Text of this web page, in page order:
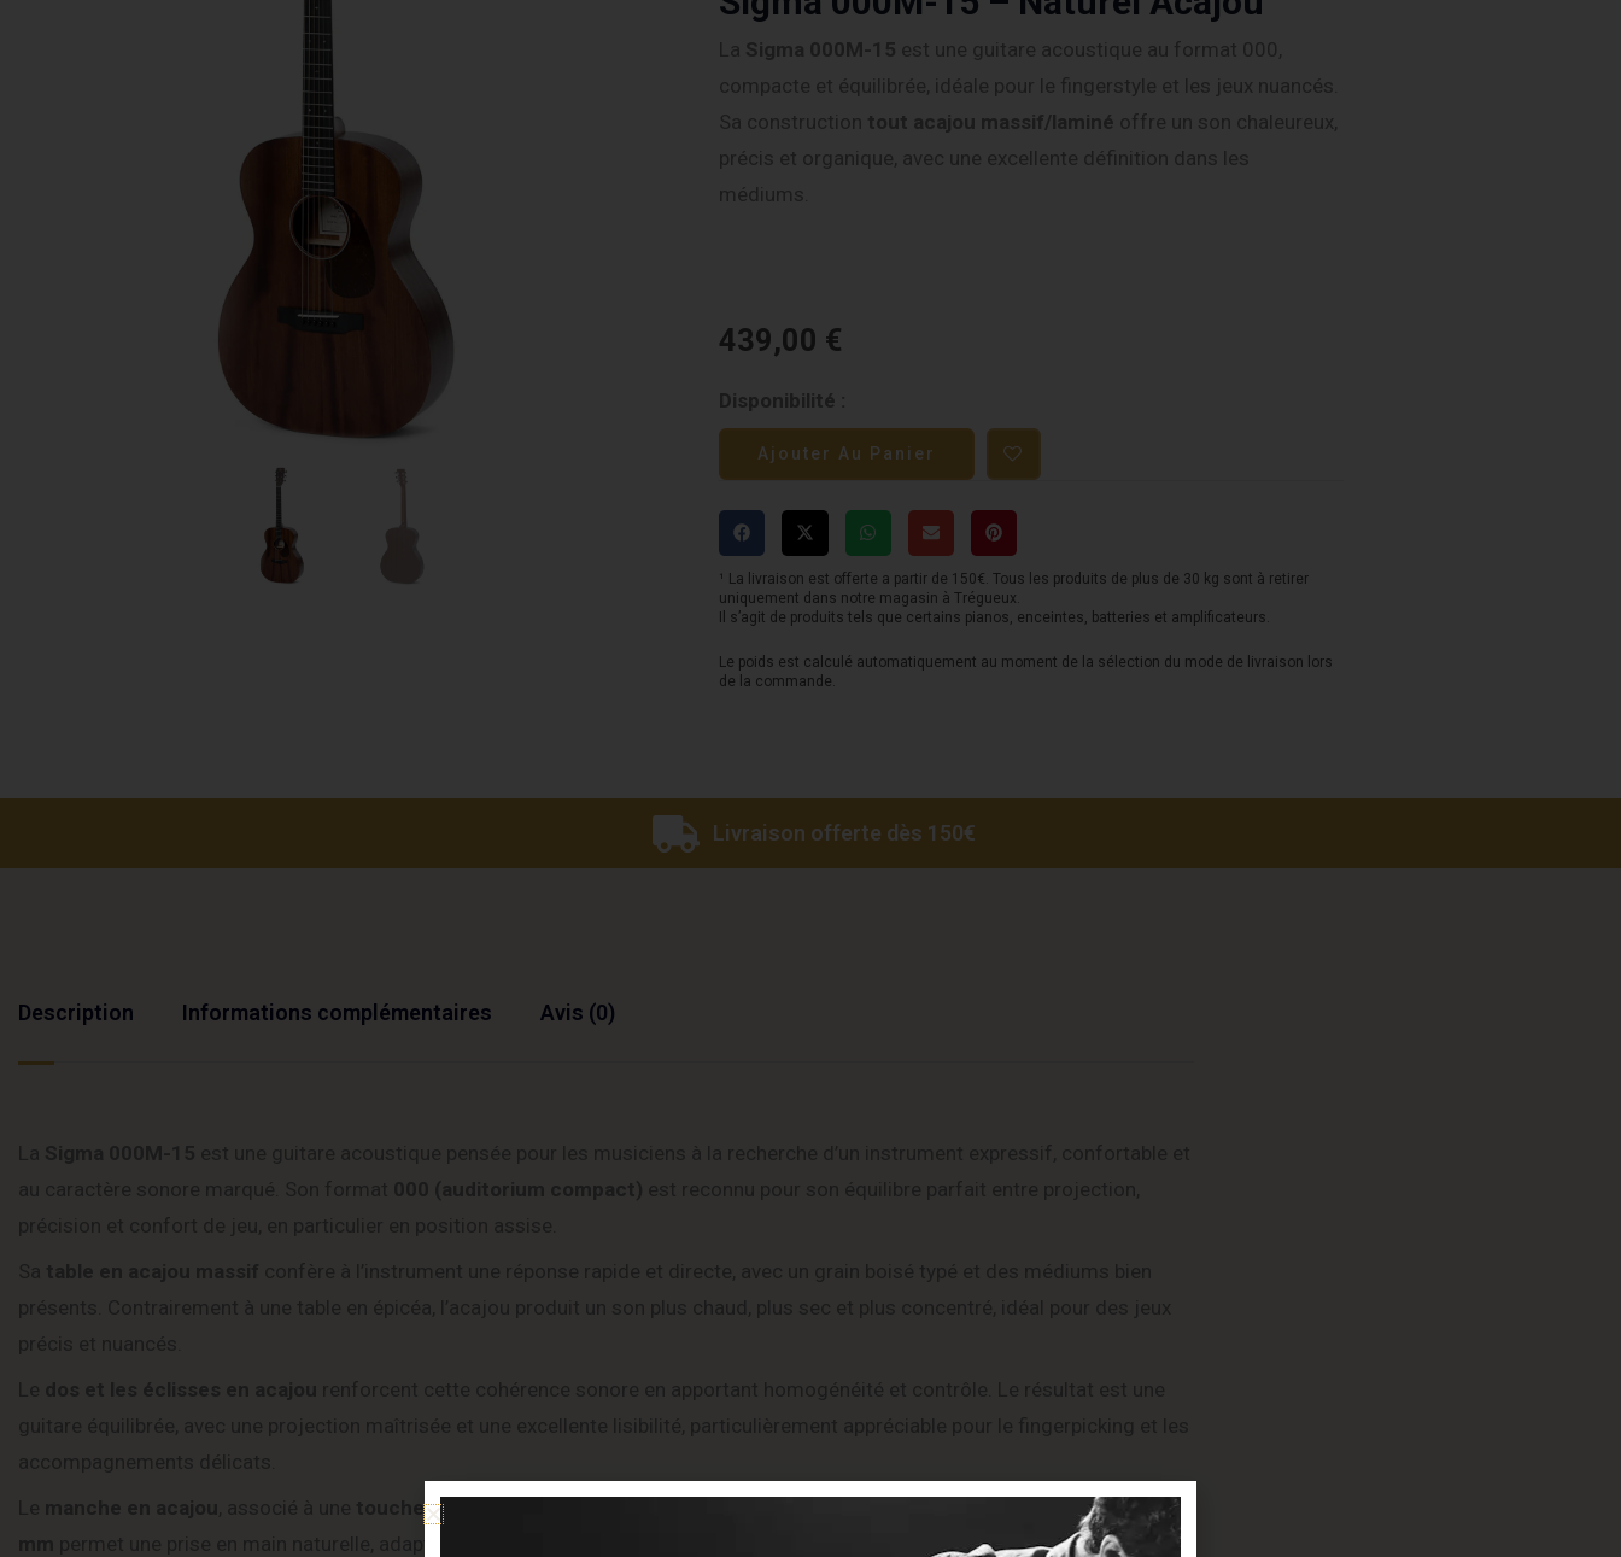
La Sigma 000M-15 est une guitare acoustique au format 000,
compacte et équilibrée, idéale pour le fingerstyle et les jeux nuancés.
Sa construction tout acajou massif/laminé offre un son chaleureux,
précis et organique, avec une excellente définition dans les
médiums.
439,00 €
Disponibilité :
quantité
de
Sigma
000M-
15
-
Naturel
Acajou
Ajouter Au Panier
¹ La livraison est offerte a partir de 150€. Tous les produits de plus de 30 kg sont à retirer
uniquement dans notre magasin à Trégueux.
Il s’agit de produits tels que certains pianos, enceintes, batteries et amplificateurs.
Le poids est calculé automatiquement au moment de la sélection du mode de livraison lors
de la commande.
Livraison offerte dès 150€
Description Informations complémentaires Avis (0)
touche en micarta
largeur au sillet de 42,9
contribuent à une meilleure